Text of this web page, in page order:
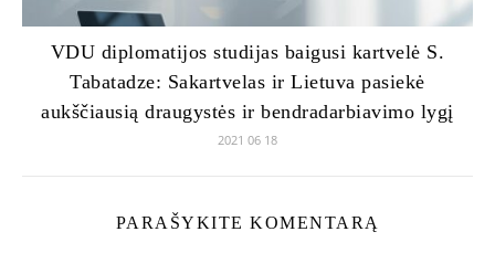
VDU diplomatijos studijas baigusi kartvelė S.
Tabatadze: Sakartvelas ir Lietuva pasiekė
aukščiausią draugystės ir bendradarbiavimo lygį
2021 06 18
PARAŠYKITE KOMENTARĄ